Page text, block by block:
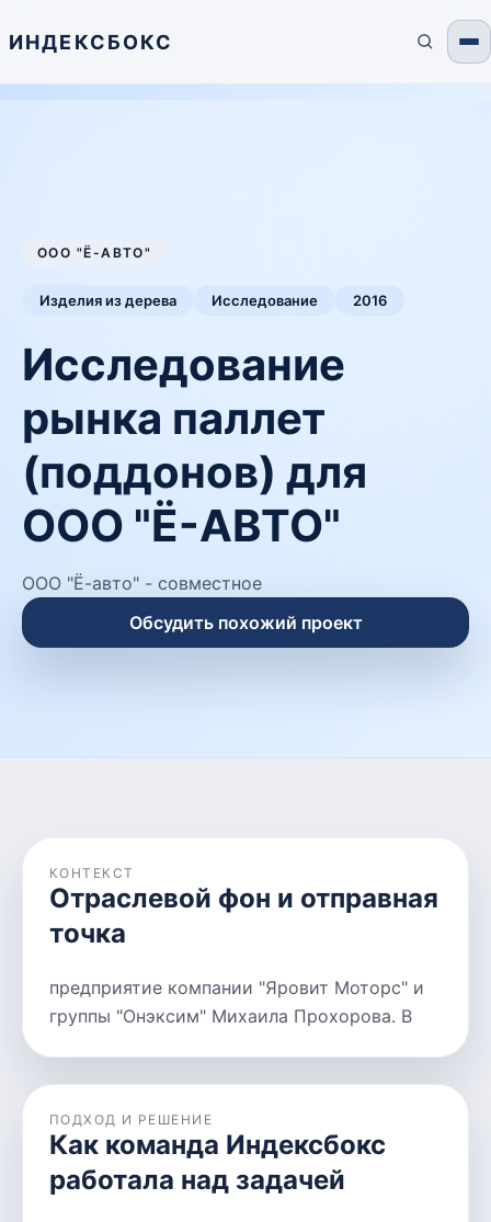
ИНДЕКСБОКС
ООО "Ё-АВТО"
Изделия из дерева Исследование 2016
Исследование
рынка паллет
(поддонов) для
ООО "Ё-АВТО"
ООО "Ё-авто" - совместное
Обсудить похожий проект
КОНТЕКСТ
Отраслевой фон и отправная
точка
предприятие компании "Яровит Моторс" и
группы "Онэксим" Михаила Прохорова. В
ПОДХОД И РЕШЕНИЕ
Как команда Индексбокс
работала над задачей